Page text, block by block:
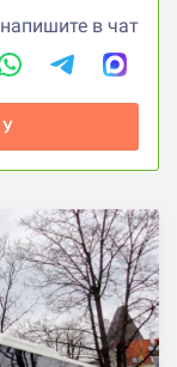
напишите в чат